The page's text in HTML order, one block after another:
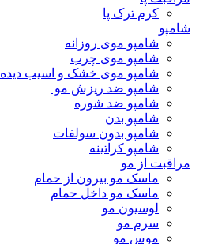
کرم ترک پا
شامپو
شامپو موی روزانه
شامپو موی چرب
شامپو موی خشک و اسیب دیده
شامپو ضد ریزش مو
شامپو ضد شوره
شامپو بدن
شامپو بدون سولفات
شامپو کراتینه
مراقبت از مو
ماسک مو بیرون از حمام
ماسک مو داخل حمام
لوسیون مو
سرم مو
موس مو